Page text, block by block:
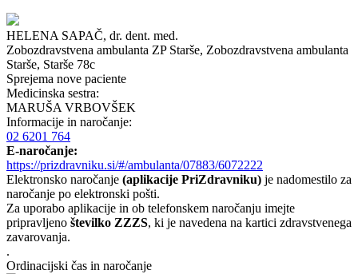
HELENA SAPAČ, dr. dent. med.
Zobozdravstvena ambulanta ZP Starše, Zobozdravstvena ambulanta
Starše, Starše 78c
Sprejema nove paciente
Medicinska sestra:
MARUŠA VRBOVŠEK
Informacije in naročanje:
02 6201 764
E-naročanje:
https://prizdravniku.si/#/ambulanta/07883/6072222
Elektronsko naročanje (aplikacije PriZdravniku) je nadomestilo za
naročanje po elektronski pošti.
Za uporabo aplikacije in ob telefonskem naročanju imejte
pripravljeno številko ZZZS, ki je navedena na kartici zdravstvenega
zavarovanja.
.
Ordinacijski čas in naročanje